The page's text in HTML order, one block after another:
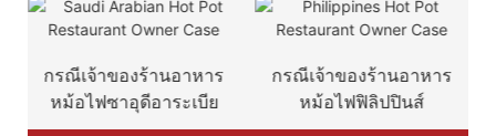
กรณีเจ้าของร้านอาหาร
หม้อไฟซาอุดีอาระเบีย
กรณีเจ้าของร้านอาหาร
หม้อไฟฟิลิปปินส์